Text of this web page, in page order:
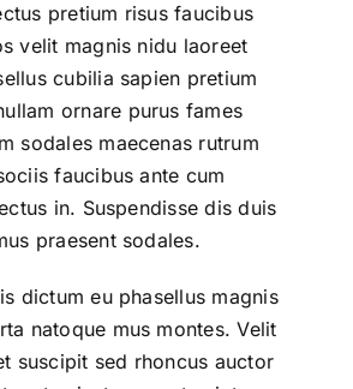
pretium risus faucibus
velit magnis nidu laoreet
cubilia sapien pretium
ornare purus fames
sodales maecenas rutrum
faucibus ante cum
in. Suspendisse dis duis
praesent sodales.
dictum eu phasellus magnis
natoque mus montes. Velit
suscipit sed rhoncus auctor